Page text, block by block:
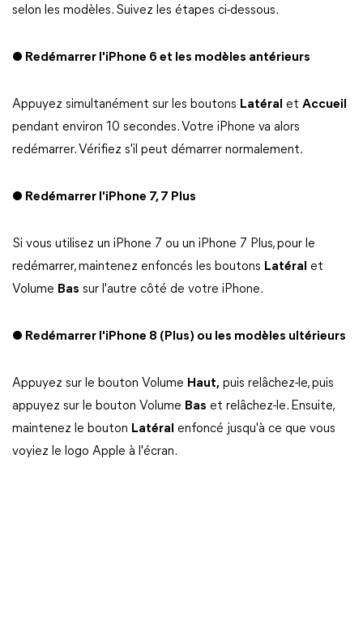
selon les modèles. Suivez les étapes ci-dessous.
● Redémarrer l'iPhone 6 et les modèles antérieurs
Appuyez simultanément sur les boutons Latéral et Accueil
pendant environ 10 secondes. Votre iPhone va alors
redémarrer. Vérifiez s'il peut démarrer normalement.
● Redémarrer l'iPhone 7, 7 Plus
Si vous utilisez un iPhone 7 ou un iPhone 7 Plus, pour le
redémarrer, maintenez enfoncés les boutons Latéral et
Volume Bas sur l'autre côté de votre iPhone.
● Redémarrer l'iPhone 8 (Plus) ou les modèles ultérieurs
Appuyez sur le bouton Volume Haut, puis relâchez-le, puis
appuyez sur le bouton Volume Bas et relâchez-le. Ensuite,
maintenez le bouton Latéral enfoncé jusqu'à ce que vous
voyiez le logo Apple à l'écran.